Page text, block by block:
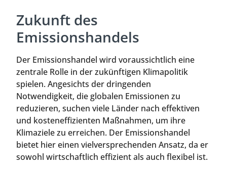
Zukunft des
Emissionshandels
Der Emissionshandel wird voraussichtlich eine
zentrale Rolle in der zukünftigen Klimapolitik
spielen. Angesichts der dringenden
Notwendigkeit, die globalen Emissionen zu
reduzieren, suchen viele Länder nach effektiven
und kosteneffizienten Maßnahmen, um ihre
Klimaziele zu erreichen. Der Emissionshandel
bietet hier einen vielversprechenden Ansatz, da er
sowohl wirtschaftlich effizient als auch flexibel ist.